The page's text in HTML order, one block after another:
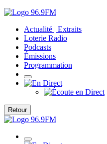
Actualité | Extraits
Loterie Radio
Podcasts
Émissions
Programmation
Retour